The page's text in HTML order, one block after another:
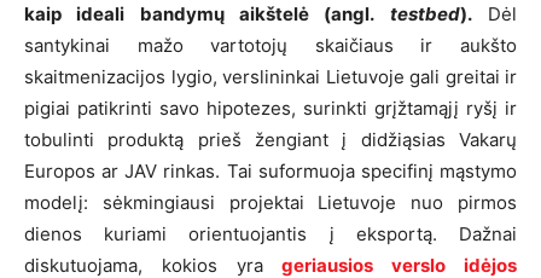
kaip ideali bandymų aikštelė (angl. testbed).Dėl
santykinai mažo vartotojų skaičiaus ir aukšto
skaitmenizacijos lygio, verslininkai Lietuvoje gali greitai ir
pigiai patikrinti savo hipotezes, surinkti grįžtamąjį ryšį ir
tobulinti produktą prieš žengiant į didžiąsias Vakarų
Europos ar JAV rinkas. Tai suformuoja specifinį mąstymo
modelį: sėkmingiausi projektai Lietuvoje nuo pirmos
dienos kuriami orientuojantis į eksportą. Dažnai
diskutuojama, kokios yrageriausios verslo idėjos